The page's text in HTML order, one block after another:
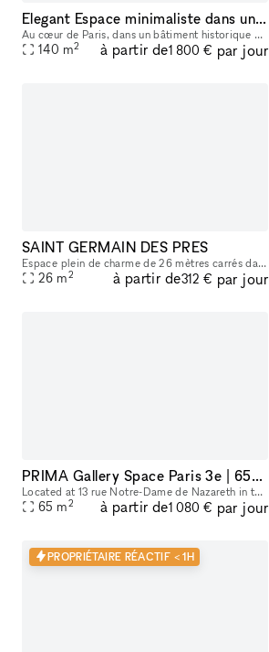
Elegant Espace minimaliste dans un Bâtiment Historique, Palais-Royal/ Louvre
Au cœur de Paris, dans un bâtiment historique du 17ème siècle avec de hauts plafonds et une luminosité naturelle. Située en plein centre-ville, ce lieu est parfait pour des événements éphémères ou de
140 m2 à partir de1 800 € par jour
SAINT GERMAIN DES PRES
Espace plein de charme de 26 mètres carrés dans le quartier très prisé de saint germain de prés. Dans une rue très commerçante, on peut y apercevoir le carré saint germain, idéal pour y accueillir sa
26 m2 à partir de312 € par jour
PRIMA Gallery Space Paris 3e | 65m² Minimal White Cube in Haut-Marais
Located at 13 rue Notre-Dame de Nazareth in the heart of the Haut-Marais, PRIMA is a 65 m² contemporary gallery space designed for exhibitions, pop-ups, showrooms, fashion presentations, castings, ev
65 m2 à partir de1 080 € par jour
PROPRIÉTAIRE RÉACTIF < 1H